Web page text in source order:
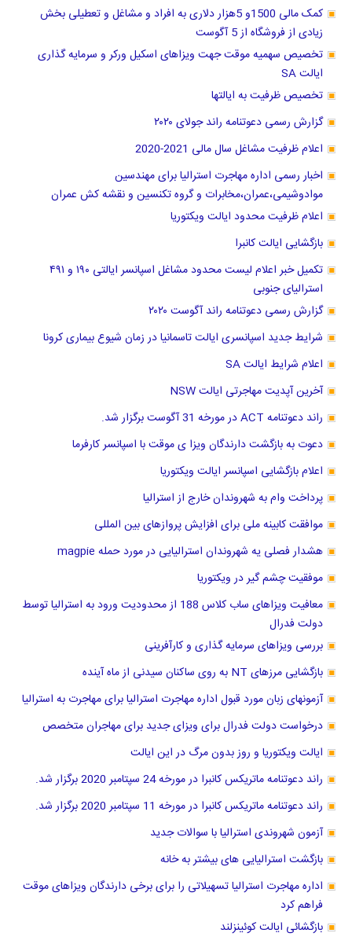
کمک مالی 1500و 5هزار دلاری به افراد و مشاغل و تعطیلی بخش
زیادی از فروشگاه از 5 آگوست
تخصیص سهمیه موقت جهت ویزاهای اسکیل ورکر و سرمایه گذاری
ایالت SA
تخصیص ظرفیت به ایالتها
گزارش رسمی دعوتنامه راند جولای ۲۰۲۰
اعلام ظرفیت مشاغل سال مالی 2021-2020
اخبار رسمی اداره مهاجرت استرالیا برای مهندسین
موادوشیمی،عمران،مخابرات و گروه تکنسین و نقشه کش عمران
اعلام ظرفیت محدود ایالت ویکتوریا
بازگشایی ایالت کانبرا
تکمیل خبر اعلام لیست محدود مشاغل اسپانسر ایالتی ۱۹۰ و ۴۹۱
استرالیای جنوبی
گزارش رسمی دعوتنامه راند آگوست ۲۰۲۰
شرایط جدید اسپانسری ایالت تاسمانیا در زمان شیوع بیماری کرونا
اعلام شرایط ایالت SA
آخرین آپدیت مهاجرتی ایالت NSW
راند دعوتنامه ACT در مورخه 31 آگوست برگزار شد.
دعوت به بازگشت دارندگان ویزا ی موقت با اسپانسر کارفرما
اعلام بازگشایی اسپانسر ایالت ویکتوریا
پرداخت وام به شهروندان خارج از استرالیا
موافقت کابینه ملی برای افزایش پروازهای بین المللی
هشدار فصلی یه شهروندان استرالیایی در مورد حمله magpie
موفقیت چشم گیر در ویکتوریا
معافیت ویزاهای ساب کلاس 188 از محدودیت ورود به استرالیا توسط
دولت فدرال
بررسی ویزاهای سرمایه گذاری و کارآفرینی
بازگشایی مرزهای NT به روی ساکنان سیدنی از ماه آینده
آزمونهای زبان مورد قبول اداره مهاجرت استرالیا برای مهاجرت به استرالیا
درخواست دولت فدرال برای ویزای جدید برای مهاجران متخصص
ایالت ویکتوریا و روز بدون مرگ در این ایالت
راند دعوتنامه ماتریکس کانبرا در مورخه 24 سپتامبر 2020 برگزار شد.
راند دعوتنامه ماتریکس کانبرا در مورخه 11 سپتامبر 2020 برگزار شد.
آزمون شهروندی استرالیا با سوالات جدید
بازگشت استرالیایی های بیشتر به خانه
اداره مهاجرت استرالیا تسهیلاتی را برای برخی دارندگان ویزاهای موقت
فراهم کرد
بازگشائی ایالت کوئینزلند